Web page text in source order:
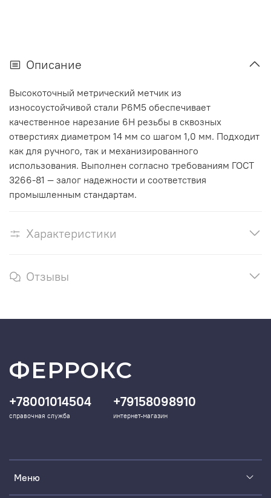
Описание
Высокоточный метрический метчик из
износоустойчивой стали Р6М5 обеспечивает
качественное нарезание 6H резьбы в сквозных
отверстиях диаметром 14 мм со шагом 1,0 мм. Подходит
как для ручного, так и механизированного
использования. Выполнен согласно требованиям ГОСТ
3266-81 — залог надежности и соответствия
промышленным стандартам.
Характеристики
Отзывы
Меню
+78001014504
справочная служба
+79158098910
интернет-магазин
ФЕРРОКС